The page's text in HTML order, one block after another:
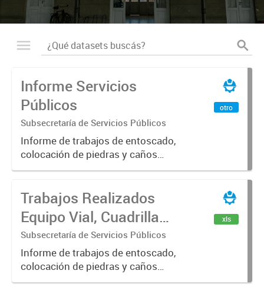
Informe Servicios
Públicos
Subsecretaría de Servicios Públicos
Informe de trabajos de entoscado,
colocación de piedras y caños
(zanjeo - cruce de calles) Informe
construcción, colocación de tapa
registro, reparación...
otro
Trabajos Realizados
Equipo Vial, Cuadrilla
Bacheo, Servicio
Eléctrico - Noviembre
2021
Subsecretaría de Servicios Públicos
Informe de trabajos de entoscado,
colocación de piedras y caños
(zanjeo - cruce de calles) Informe
xls